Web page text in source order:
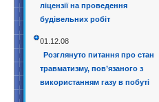
ліцензії на проведення
будівельних робіт
01.12.08
Розглянуто питання про стан
травматизму, пов’язаного з
використанням газу в побуті